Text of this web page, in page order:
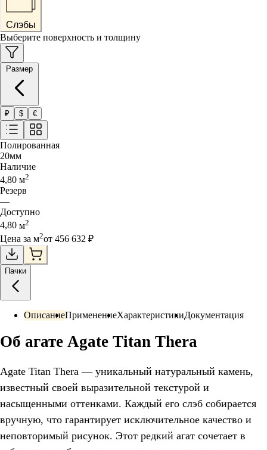
Слэбы
Выберите поверхность и толщину
₽ $ €
Полированная
20мм
Наличие
4,80 м2
Резерв
—
Доступно
4,80 м2
Цена за м2от 456 632 ₽
Пачки
ОписаниеПрименениеХарактеристикиДокументация
Об агате Agate Titan Thera
Agate Titan Thera — уникальный натуральный камень,
известный своей выразительной текстурой и
насыщенными оттенками. Каждый его слэб собирается
вручную, что гарантирует исключительное качество и
неповторимый рисунок. Этот редкий агат сочетает в